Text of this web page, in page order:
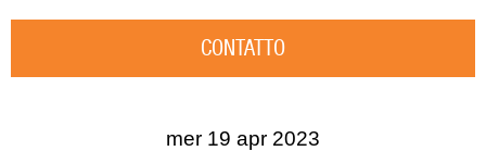
CONTATTO
mer 19 apr 2023